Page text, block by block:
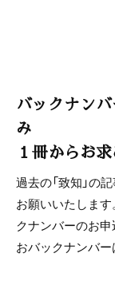
バックナン
み
１冊からお
過去の「致知」の
お願いいたしま
クナンバーのお
おバックナンバー